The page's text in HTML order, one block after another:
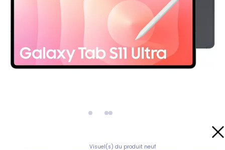
Visuel(s) du produit neuf